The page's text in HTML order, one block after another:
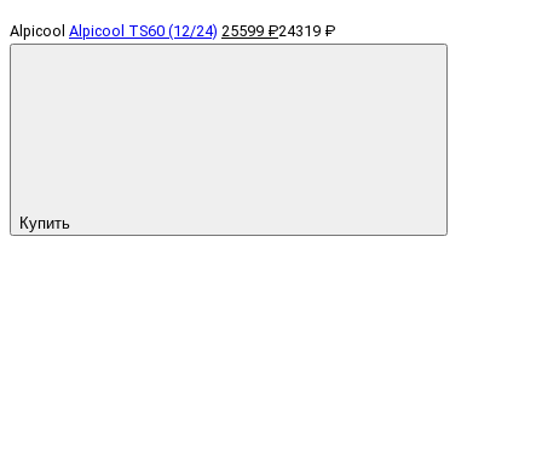
Alpicool Alpicool TS60 (12/24) 25599 ₽24319 ₽
Купить